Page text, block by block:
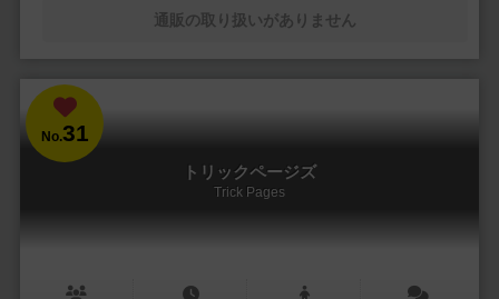
通販の取り扱いがありません
No.31
トリックページズ
Trick Pages